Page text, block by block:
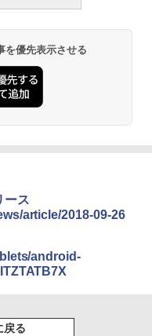
を優先表示させる
ース
article/2018-09-26
android-
戻る